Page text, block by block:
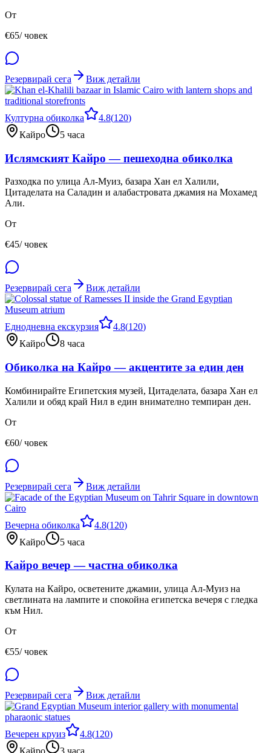
От
€65/ човек
Резервирай сега Виж детайли
Културна обиколка 4.8(120)
Кайро
5 часа
Ислямският Кайро — пешеходна обиколка
Разходка по улица Ал-Муиз, базара Хан ел Халили,
Цитаделата на Саладин и алабастровата джамия на Мохамед
Али.
От
€45/ човек
Резервирай сега Виж детайли
Еднодневна екскурзия 4.8(120)
Кайро
8 часа
Обиколка на Кайро — акцентите за един ден
Комбинирайте Египетския музей, Цитаделата, базара Хан ел
Халили и обяд край Нил в един внимателно темпиран ден.
От
€60/ човек
Резервирай сега Виж детайли
Вечерна обиколка 4.8(120)
Кайро
5 часа
Кайро вечер — частна обиколка
Кулата на Кайро, осветените джамии, улица Ал-Муиз на
светлината на лампите и спокойна египетска вечеря с гледка
към Нил.
От
€55/ човек
Резервирай сега Виж детайли
Вечерен круиз 4.8(120)